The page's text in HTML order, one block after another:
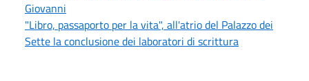
Giovanni
"Libro, passaporto per la vita", all'atrio del Palazzo dei
Sette la conclusione dei laboratori di scrittura